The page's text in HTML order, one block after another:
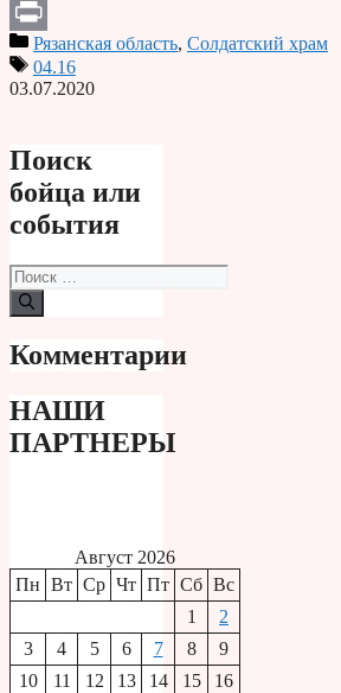
Telegram
PrintРязанская область, Солдатский храм
04.16
03.07.2020
Поиск
бойца или
события
Поиск:
Комментарии
НАШИ
ПАРТНЕРЫ
Август 2026
Пн Вт Ср Чт Пт Сб Вс
1
2
3
4 5 6 7 8
9
10
11 12 13 14 15
16